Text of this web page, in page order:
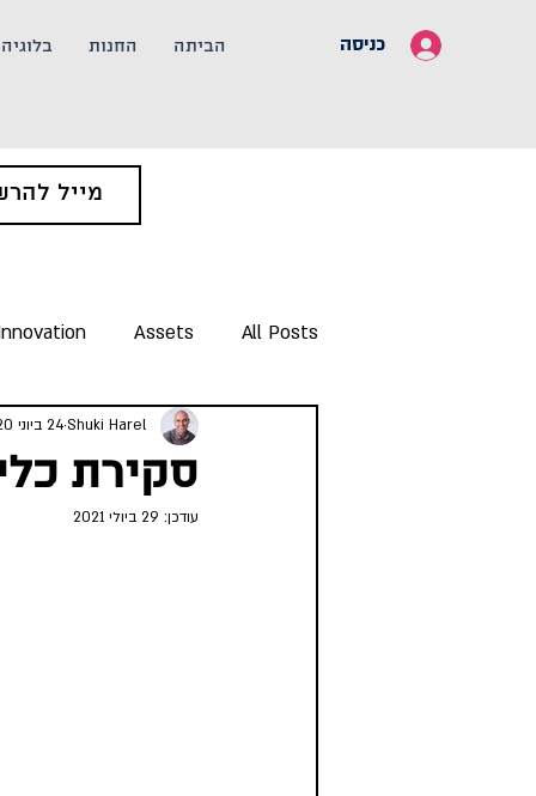
הביתה החנות בלוגיה כניסה
All Posts
Assets
סקירת
Shuki Harel24 ביוני 2020
עודכן: 29 ביולי 2021